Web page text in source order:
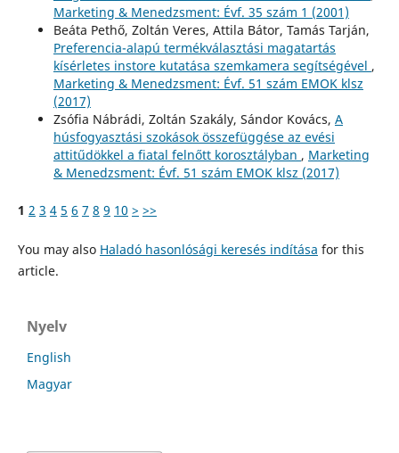
Marketing & Menedzsment: Évf. 35 szám 1 (2001)
Beáta Pethő, Zoltán Veres, Attila Bátor, Tamás Tarján,
Preferencia-alapú termékválasztási magatartás
kísérletes instore kutatása szemkamera segítségével ,
Marketing & Menedzsment: Évf. 51 szám EMOK klsz
(2017)
Zsófia Nábrádi, Zoltán Szakály, Sándor Kovács, A
húsfogyasztási szokások összefüggése az evési
attitűdökkel a fiatal felnőtt korosztályban , Marketing
& Menedzsment: Évf. 51 szám EMOK klsz (2017)
1 2 3 4 5 6 7 8 9 10 > >>
You may also Haladó hasonlósági keresés indítása for this
article.
Nyelv
English
Magyar